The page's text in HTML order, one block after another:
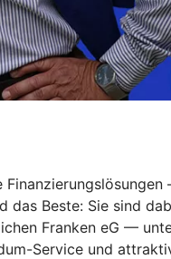
Beste: Sie sind
Franken eG —
Service und